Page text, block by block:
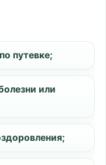
путевке;
или